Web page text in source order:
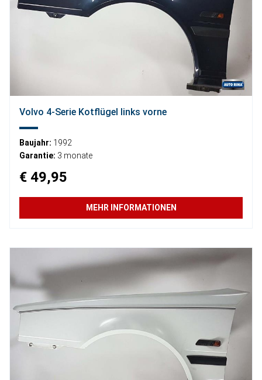
Volvo 4-Serie Kotflügel links vorne
Baujahr: 1992
Garantie: 3 monate
€ 49,95
MEHR INFORMATIONEN